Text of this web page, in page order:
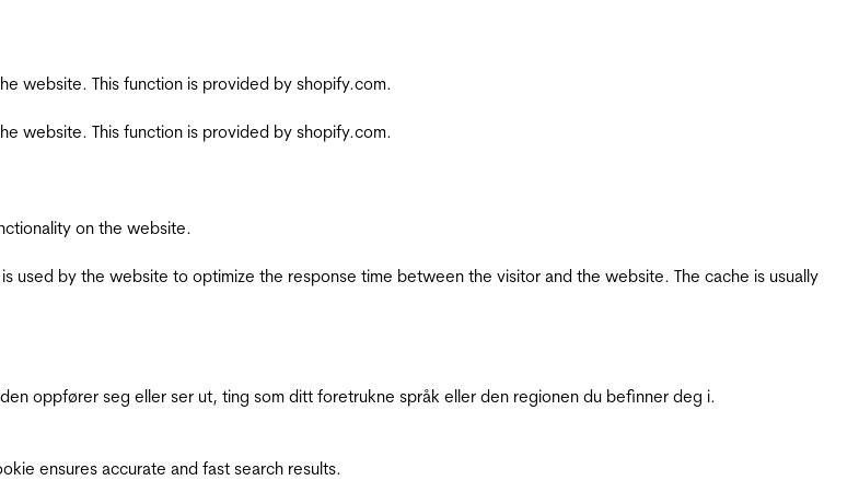
website. This function is provided by shopify.com.
website. This function is provided by shopify.com.
on the website.
used by the website to optimize the response time between the visitor and the website. The cache is usually
oppfører seg eller ser ut, ting som ditt foretrukne språk eller den regionen du befinner deg i.
ensures accurate and fast search results.